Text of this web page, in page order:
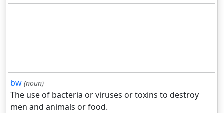
bw (noun)
The use of bacteria or viruses or toxins to destroy
men and animals or food.